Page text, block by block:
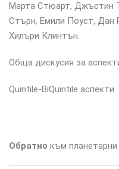
Марта Стюарт, Джъстин
Стърн, Емили Поуст, Дан
Хилъри Клинтън.
Обща дискусия за
Quintile-BiQuintile аспекти
Обратно към планетарни